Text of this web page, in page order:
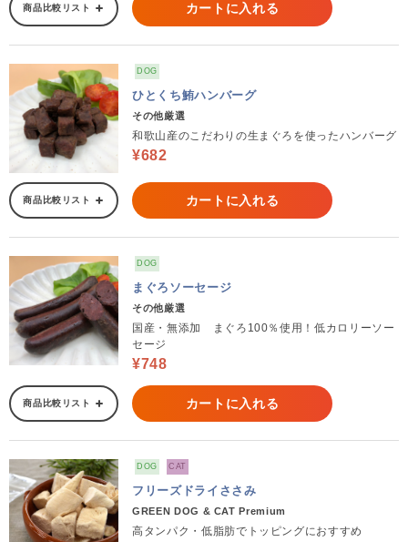
商品比較リスト カートに入れる
DOG
ひとくち鮪ハンバーグ
その他厳選
和歌山産のこだわりの生まぐろを使ったハンバーグ
¥682
商品比較リスト カートに入れる
DOG
まぐろソーセージ
その他厳選
国産・無添加 まぐろ100％使用！低カロリーソー
セージ
¥748
商品比較リスト カートに入れる
DOG CAT
フリーズドライささみ
GREEN DOG & CAT Premium
高タンパク・低脂肪でトッピングにおすすめ